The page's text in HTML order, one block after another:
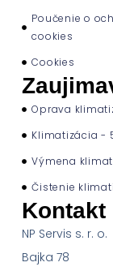
Poučenie o
cookies
Cookies
Oprava
Klimatizácia -
Výmena
Čistenie
Kontakt
NP Servis s. r. o.
Bajka 78